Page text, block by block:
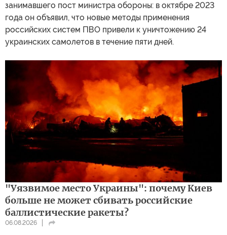
занимавшего пост министра обороны: в октябре 2023
года он объявил, что новые методы применения
российских систем ПВО привели к уничтожению 24
украинских самолетов в течение пяти дней.
"Уязвимое место Украины": почему Киев
больше не может сбивать российские
баллистические ракеты?
06.08.2026